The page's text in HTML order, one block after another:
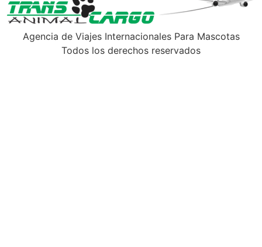
Agencia de Viajes Internacionales Para Mascotas
Todos los derechos reservados